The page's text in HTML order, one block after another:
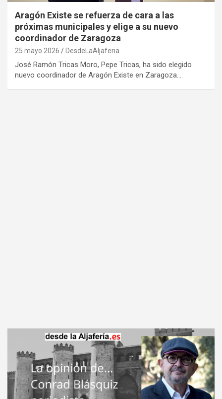
Aragón Existe se refuerza de cara a las
próximas municipales y elige a su nuevo
coordinador de Zaragoza
25 mayo 2026 DesdeLaAljaferia
José Ramón Tricas Moro, Pepe Tricas, ha sido elegido
nuevo coordinador de Aragón Existe en Zaragoza.…